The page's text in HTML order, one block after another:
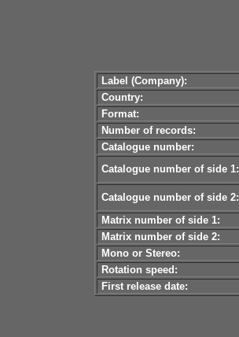
Label (Company):
Country:
Format:
Number of records:
Catalogue number:
Catalogue number of side 1:
Catalogue number of side 2:
Matrix number of side 1:
Matrix number of side 2:
Mono or Stereo:
Rotation speed:
First release date: